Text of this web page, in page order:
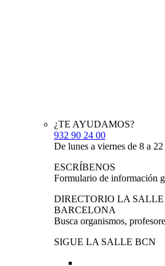
¿TE AYUDAMOS?
932 90 24 00
De lunes a viernes de 8 a
ESCRÍBENOS
Formulario de información
DIRECTORIO LA
BARCELONA
Busca organismos,
SIGUE LA SALLE BCN